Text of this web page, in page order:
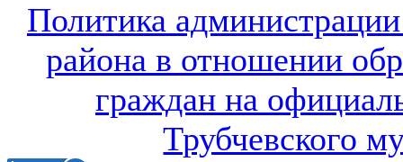
Политика
района в отношении
граждан на
Трубчевского